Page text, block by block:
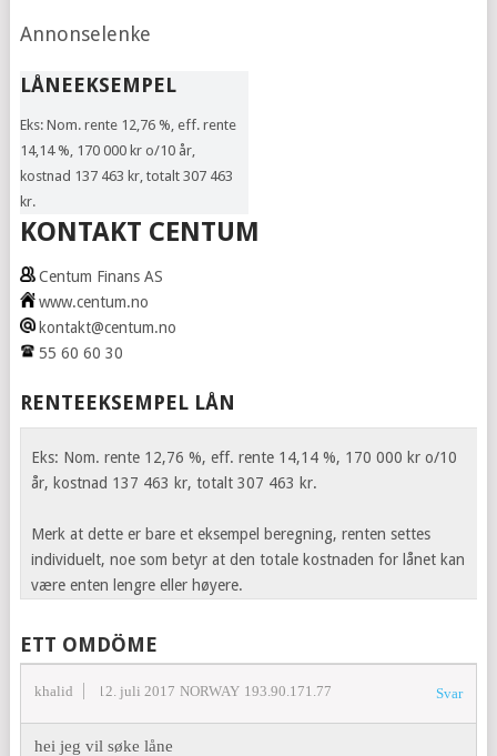
Annonselenke
LÅNEEKSEMPEL
Eks: Nom. rente 12,76 %, eff. rente
14,14 %, 170 000 kr o/10 år,
kostnad 137 463 kr, totalt 307 463
kr.
KONTAKT CENTUM
Centum Finans AS
www.centum.no
kontakt@centum.no
55 60 60 30
RENTEEKSEMPEL LÅN
Eks: Nom. rente 12,76 %, eff. rente 14,14 %, 170 000 kr o/10
år, kostnad 137 463 kr, totalt 307 463 kr.
Merk at dette er bare et eksempel beregning, renten settes
individuelt, noe som betyr at den totale kostnaden for lånet kan
være enten lengre eller høyere.
ETT OMDÖME
khalid 12. juli 2017 NORWAY 193.90.171.77 Svar
hei jeg vil søke låne